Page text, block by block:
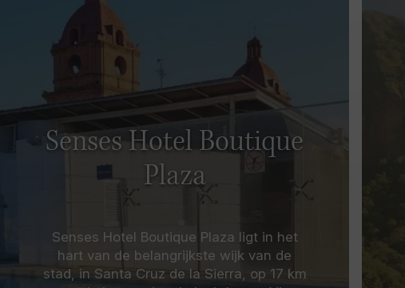
Senses Hotel Boutique
Plaza
Senses Hotel Boutique Plaza ligt in het
hart van de belangrijkste wijk van de
stad, in Santa Cruz de la Sierra, op 17 km